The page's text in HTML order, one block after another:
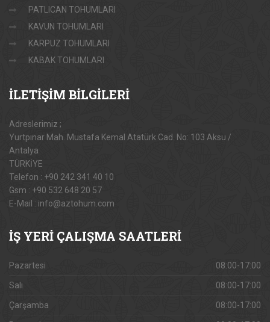
PATLICAN TOHUMLARI
KAVUN TOHUMLARI
KARPUZ TOHUMLARI
KABAK TOHUMLARI
İLETİŞİM BİLGİLERİ
Adreslerimiz ;
Yurtpınar Mah. Mustafa Kemal Atatürk Cad. No: 103 Aksu /
Antalya
TÜRKİYE
Telefon : +90 242 341 40 10
Gsm : +90 532 648 20 57
E-Mail : info@aztohum.com
İŞ YERİ ÇALIŞMA SAATLERİ
Pazartesi 08:00-17:00
Salı 08:00-17:00
Çarşamba 08:00-17:00